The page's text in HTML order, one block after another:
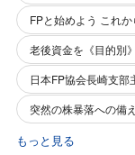
FPと始めよう これ
老後資金を《目的別
日本FP協会長崎支
突然の株暴落への備
もっと見る